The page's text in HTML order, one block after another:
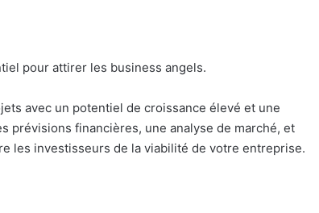
pour attirer les business angels.
avec un potentiel de croissance élevé et une
prévisions financières, une analyse de marché, et
les investisseurs de la viabilité de votre entreprise.